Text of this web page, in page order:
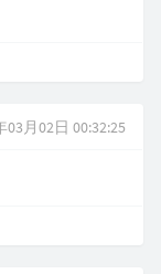
03月02日 00:32:25